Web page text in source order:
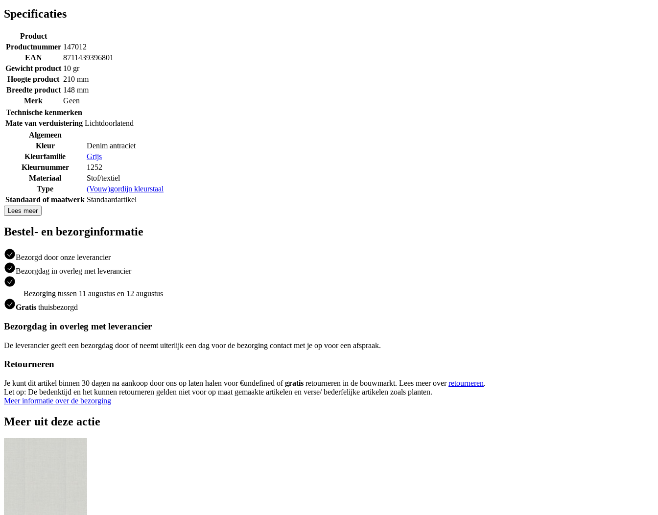
Specificaties
Product
Productnummer 147012
EAN
8711439396801
Gewicht product 10 gr
Hoogte product 210 mm
Breedte product 148 mm
Merk
Geen
Technische kenmerken
Mate van verduistering Lichtdoorlatend
Algemeen
Kleur
Denim antraciet
Kleurfamilie
Grijs
Kleurnummer
1252
Materiaal
Stof/textiel
Type
(Vouw)gordijn kleurstaal
Standaard of maatwerk Standaardartikel
Lees meer
Bestel- en bezorginformatie
Bezorgd door onze leverancier
Bezorgdag in overleg met leverancier
Bezorging tussen 11 augustus en 12 augustus
Gratis thuisbezorgd
Bezorgdag in overleg met leverancier
De leverancier geeft een bezorgdag door of neemt uiterlijk een dag voor de bezorging contact met je op voor een afspraak.
Retourneren
Je kunt dit artikel binnen 30 dagen na aankoop door ons op laten halen voor €undefined ofgratis retourneren in de bouwmarkt. Lees meer overretourneren.
Let op: De bedenktijd en het kunnen retourneren gelden niet voor op maat gemaakte artikelen en verse/ bederfelijke artikelen zoals planten.
Meer informatie over de bezorging
Meer uit deze actie